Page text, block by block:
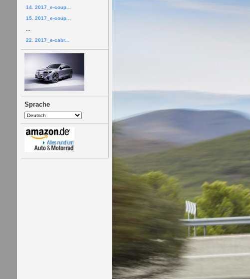
14. 2017_e-coup...
15. 2017_e-coup...
22. 2017_e-cabr...
Sprache